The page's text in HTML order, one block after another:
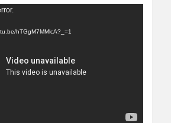
hTGgM7MMlcA?_=1